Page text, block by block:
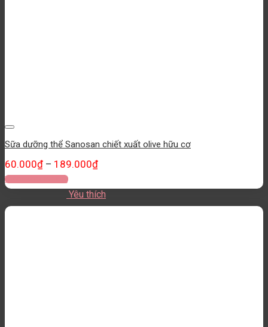
Sữa dưỡng thể Sanosan chiết xuất olive hữu cơ
60.000₫ – 189.000₫
Thêm vào giỏ hàng
Yêu thích